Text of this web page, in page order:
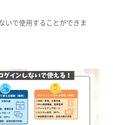
いで使用することができま